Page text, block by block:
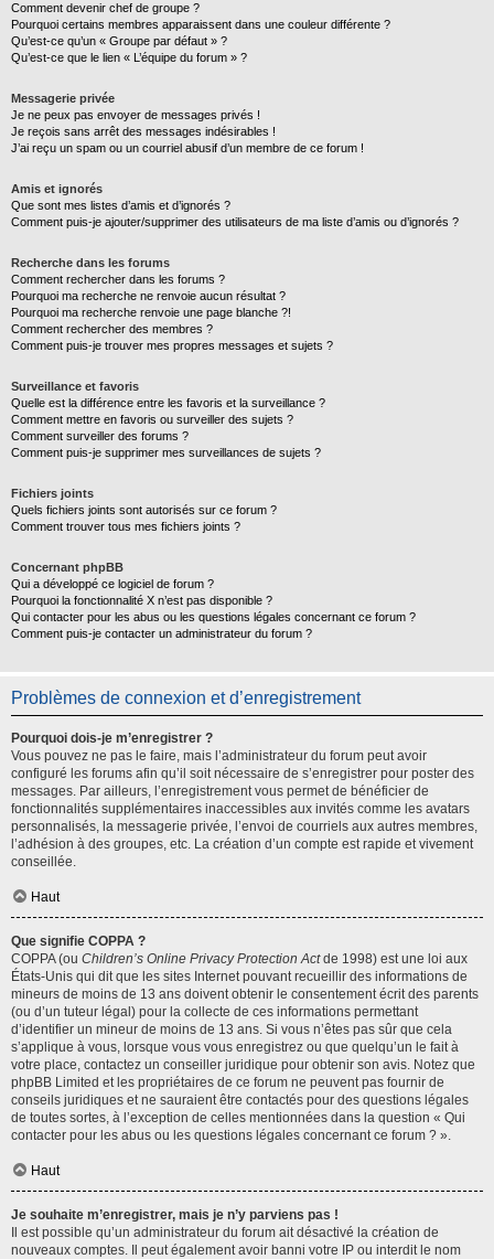
Comment devenir chef de groupe ?
Pourquoi certains membres apparaissent dans une couleur différente ?
Qu’est-ce qu’un « Groupe par défaut » ?
Qu’est-ce que le lien « L’équipe du forum » ?
Messagerie privée
Je ne peux pas envoyer de messages privés !
Je reçois sans arrêt des messages indésirables !
J’ai reçu un spam ou un courriel abusif d’un membre de ce forum !
Amis et ignorés
Que sont mes listes d’amis et d’ignorés ?
Comment puis-je ajouter/supprimer des utilisateurs de ma liste d’amis ou d’ignorés ?
Recherche dans les forums
Comment rechercher dans les forums ?
Pourquoi ma recherche ne renvoie aucun résultat ?
Pourquoi ma recherche renvoie une page blanche ?!
Comment rechercher des membres ?
Comment puis-je trouver mes propres messages et sujets ?
Surveillance et favoris
Quelle est la différence entre les favoris et la surveillance ?
Comment mettre en favoris ou surveiller des sujets ?
Comment surveiller des forums ?
Comment puis-je supprimer mes surveillances de sujets ?
Fichiers joints
Quels fichiers joints sont autorisés sur ce forum ?
Comment trouver tous mes fichiers joints ?
Concernant phpBB
Qui a développé ce logiciel de forum ?
Pourquoi la fonctionnalité X n’est pas disponible ?
Qui contacter pour les abus ou les questions légales concernant ce forum ?
Comment puis-je contacter un administrateur du forum ?
Problèmes de connexion et d’enregistrement
Pourquoi dois-je m’enregistrer ?
Vous pouvez ne pas le faire, mais l’administrateur du forum peut avoir
configuré les forums afin qu’il soit nécessaire de s’enregistrer pour poster des
messages. Par ailleurs, l’enregistrement vous permet de bénéficier de
fonctionnalités supplémentaires inaccessibles aux invités comme les avatars
personnalisés, la messagerie privée, l’envoi de courriels aux autres membres,
l’adhésion à des groupes, etc. La création d’un compte est rapide et vivement
conseillée.
Haut
Que signifie COPPA ?
COPPA (ou Children’s Online Privacy Protection Actde 1998) est une loi aux
États-Unis qui dit que les sites Internet pouvant recueillir des informations de
mineurs de moins de 13 ans doivent obtenir le consentement écrit des parents
(ou d’un tuteur légal) pour la collecte de ces informations permettant
d’identifier un mineur de moins de 13 ans. Si vous n’êtes pas sûr que cela
s’applique à vous, lorsque vous vous enregistrez ou que quelqu’un le fait à
votre place, contactez un conseiller juridique pour obtenir son avis. Notez que
phpBB Limited et les propriétaires de ce forum ne peuvent pas fournir de
conseils juridiques et ne sauraient être contactés pour des questions légales
de toutes sortes, à l’exception de celles mentionnées dans la question « Qui
contacter pour les abus ou les questions légales concernant ce forum ? ».
Haut
Je souhaite m’enregistrer, mais je n’y parviens pas !
Il est possible qu’un administrateur du forum ait désactivé la création de
nouveaux comptes. Il peut également avoir banni votre IP ou interdit le nom